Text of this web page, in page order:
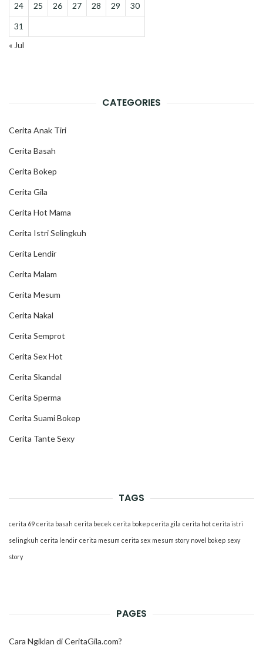
24 25 26 27 28 29 30
31
« Jul
CATEGORIES
Cerita Anak Tiri
Cerita Basah
Cerita Bokep
Cerita Gila
Cerita Hot Mama
Cerita Istri Selingkuh
Cerita Lendir
Cerita Malam
Cerita Mesum
Cerita Nakal
Cerita Semprot
Cerita Sex Hot
Cerita Skandal
Cerita Sperma
Cerita Suami Bokep
Cerita Tante Sexy
TAGS
cerita 69 cerita basah cerita becek cerita bokep cerita gila cerita hot cerita istri
selingkuh cerita lendir cerita mesum cerita sex mesum story novel bokep sexy
story
PAGES
Cara Ngiklan di CeritaGila.com?